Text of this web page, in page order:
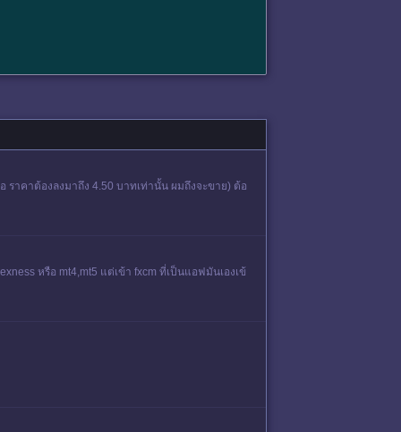
าคาต้องลงมาถึง 4.50 บาทเท่านั้น ผมถึงจะขาย) ต้อ
หรือ mt4,mt5 แต่เข้า fxcm ที่เป็นแอฟมันเองเข้